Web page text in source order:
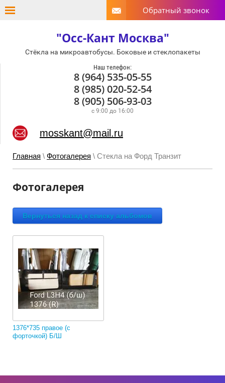
Обратный звонок
"Осс-Кант Москва"
Стёкла на микроавтобусы. Боковые и стеклопакеты
Наш телефон:
8 (964) 535-05-55
8 (985) 020-52-54
8 (905) 506-93-03
с 9:00 до 16:00
mosskant@mail.ru
Главная \ Фотогалерея \ Стекла на Форд Транзит
Фотогалерея
Вернуться назад к списку альбомов
1376*735 правое (с
форточкой) Б/Ш